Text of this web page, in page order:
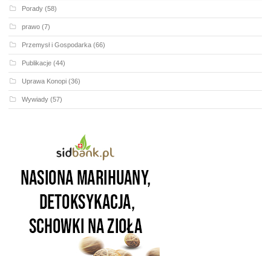
Porady (58)
prawo (7)
Przemysł i Gospodarka (66)
Publikacje (44)
Uprawa Konopi (36)
Wywiady (57)